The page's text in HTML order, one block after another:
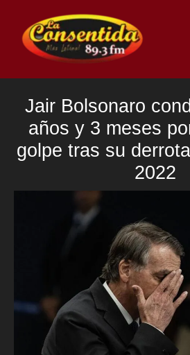
contenido
Jair Bolsonaro
años y 3 meses
golpe tras su
2022